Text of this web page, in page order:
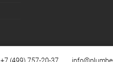
+7 (499) 757-20-37